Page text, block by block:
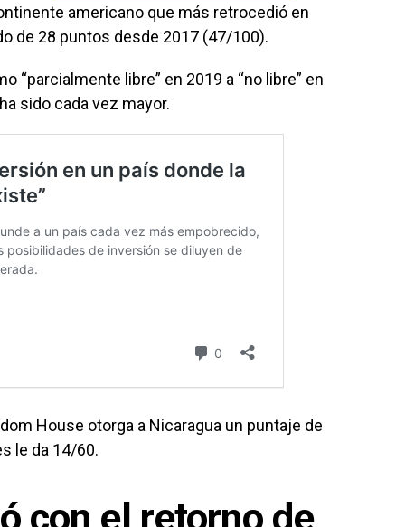
americano que más retrocedió en
de 28 puntos desde 2017 (47/100).
“parcialmente libre” en 2019 a “no libre” en
sido cada vez mayor.
House otorga a Nicaragua un puntaje de
le da 14/60.